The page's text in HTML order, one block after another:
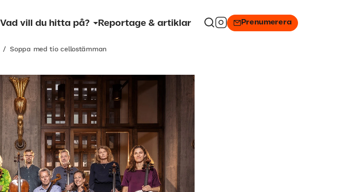
Vad vill du hitta på? Reportage & artiklar Prenumerera
/ Soppa med tio cellostämman